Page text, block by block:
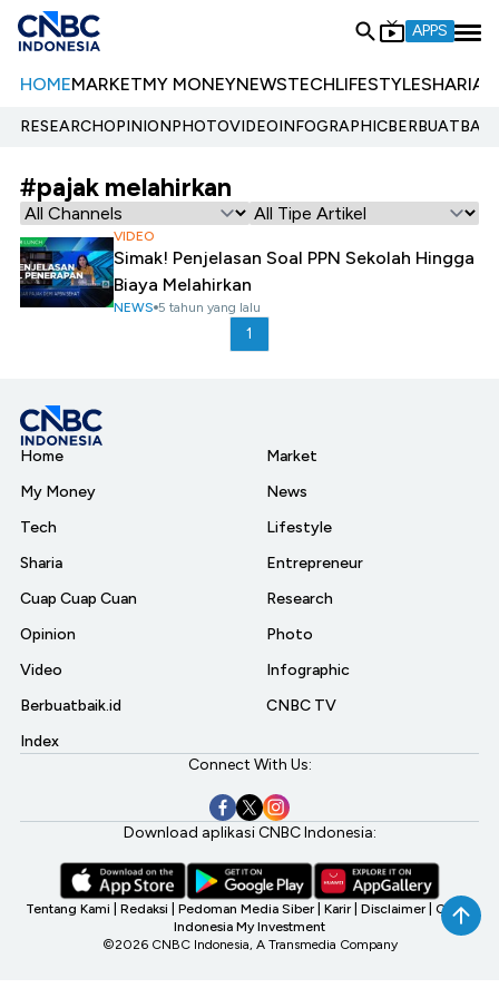
APPS
HOMEMARKETMY MONEYNEWSTECHLIFESTYLESHARIA
RESEARCHOPINIONPHOTOVIDEOINFOGRAPHIC
#pajak melahirkan
VIDEO
Simak! Penjelasan Soal PPN Sekolah Hingga
Biaya Melahirkan
NEWS 5 tahun yang lalu
1
Home
My Money
Tech
Sharia
Cuap Cuap Cuan
Opinion
Video
Berbuatbaik.id
Index
Market
News
Lifestyle
Entrepreneur
Research
Photo
Infographic
CNBC TV
Connect With Us:
Download aplikasi CNBC Indonesia:
Tentang Kami Redaksi Pedoman Media Siber Karir Disclaimer CNBC
Indonesia My Investment
©2026 CNBC Indonesia, A Transmedia Company